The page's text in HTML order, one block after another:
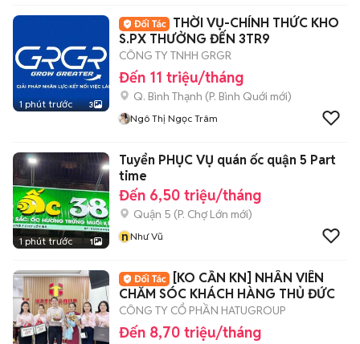
1 phút trước 3
THỜI VỤ-CHÍNH THỨC KHO
S.PX THƯỞNG ĐẾN 3TR9
CÔNG TY TNHH GRGR
Đến 11 triệu/tháng
Q. Bình Thạnh (P. Bình Quới mới)
Ngô Thị Ngọc Trâm
1 phút trước 1
Tuyển PHỤC VỤ quán ốc quận 5 Part
time
Đến 6,50 triệu/tháng
Quận 5 (P. Chợ Lớn mới)
nNhư Vũ
[KO CẦN KN] NHÂN VIÊN
CHĂM SÓC KHÁCH HÀNG THỦ ĐỨC
CÔNG TY CỔ PHẦN HATUGROUP
Đến 8,70 triệu/tháng